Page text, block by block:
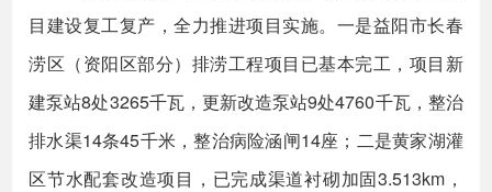
目建设复工复产，全力推进项目实施。一是益阳市长春
涝区（资阳区部分）排涝工程项目已基本完工，项目新
建泵站8处3265千瓦，更新改造泵站9处4760千瓦，整治
排水渠14条45千米，整治病险涵闸14座；二是黄家湖灌
区节水配套改造项目，已完成渠道衬砌加固3.513km，